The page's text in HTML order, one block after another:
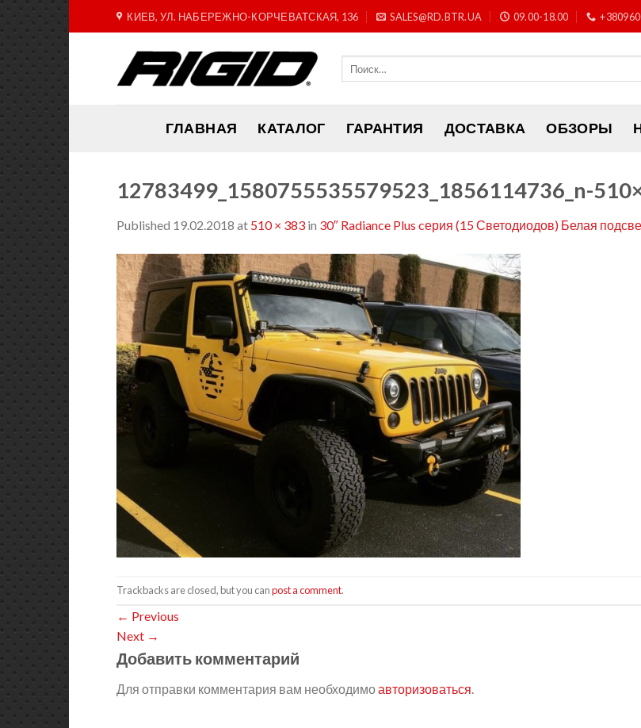
to
КИЕВ, УЛ. НАБЕРЕЖНО-КОРЧЕВАТСКАЯ, 136 SALES@RD.BTR.UA 09.00-18.00
ГЛАВНАЯ КАТАЛОГ ГАРАНТИЯ ДОСТАВКА ОБЗОРЫ
12783499_1580755535579523_1856114736_n-
Published 19.02.2018 at 510 × 383 in 30″ Radiance Plus cерия (15 Светодиодов) Белая
Trackbacks are closed, but you canpost a comment.
← Previous
Next →
Добавить комментарий
Для отправки комментария вам необходимоавторизоваться